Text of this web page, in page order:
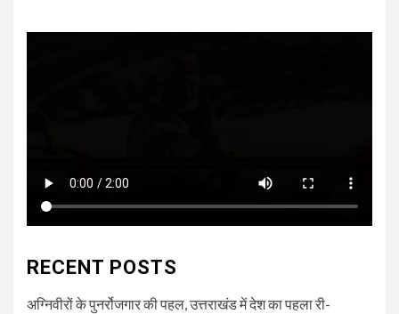
RECENT POSTS
अग्निवीरों के पुनर्रोजगार की पहल, उत्तराखंड में देश का पहला री-